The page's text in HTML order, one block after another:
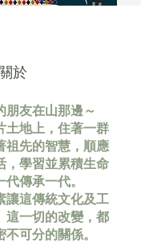
於
朋友在山那邊～
土地上，住著一群
祖先的智慧，順應
，學習並累積生命
傳承一代。
讓這傳統文化及工
這一切的改變，都
可分的關係。